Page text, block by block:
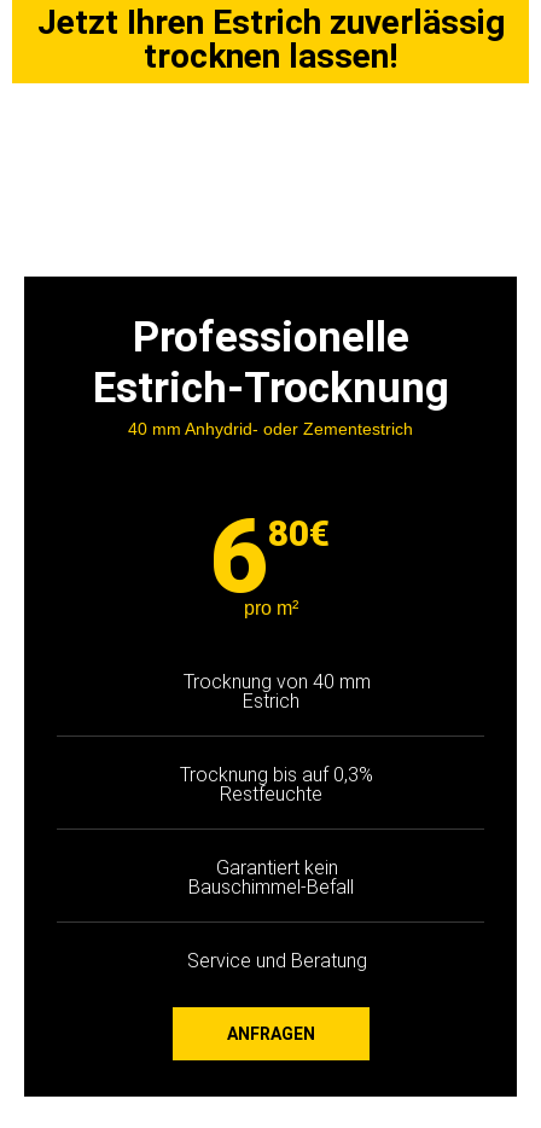
Jetzt Ihren Estrich zuverlässig
trocknen lassen!
Professionelle
Estrich-Trocknung
40 mm Anhydrid- oder Zementestrich
680€
pro m²
Trocknung von 40 mm
Estrich
Trocknung bis auf 0,3%
Restfeuchte
Garantiert kein
Bauschimmel-Befall
Service und Beratung
ANFRAGEN